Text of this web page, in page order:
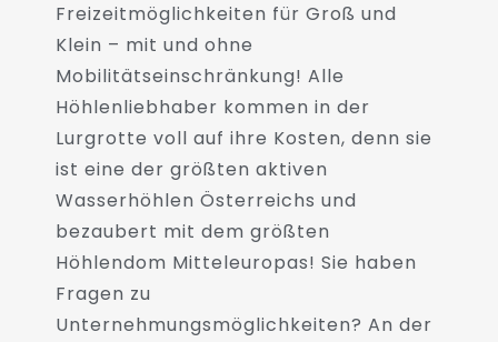
Freizeitmöglichkeiten für Groß und
Klein – mit und ohne
Mobilitätseinschränkung! Alle
Höhlenliebhaber kommen in der
Lurgrotte voll auf ihre Kosten, denn sie
ist eine der größten aktiven
Wasserhöhlen Österreichs und
bezaubert mit dem größten
Höhlendom Mitteleuropas! Sie haben
Fragen zu
Unternehmungsmöglichkeiten? An der